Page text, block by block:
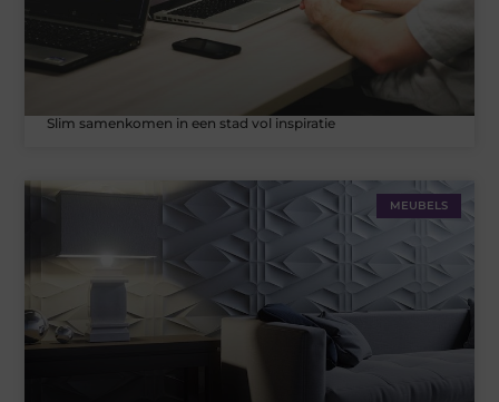
Slim samenkomen in een stad vol inspiratie
MEUBELS